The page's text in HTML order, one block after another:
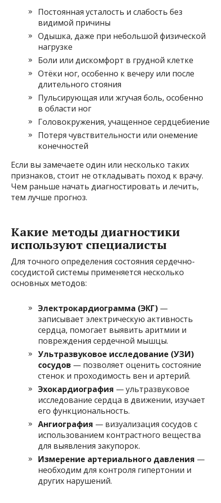
Постоянная усталость и слабость без
видимой причины
Одышка, даже при небольшой физической
нагрузке
Боли или дискомфорт в грудной клетке
Отёки ног, особенно к вечеру или после
длительного стояния
Пульсирующая или жгучая боль, особенно
в области ног
Головокружения, учащенное сердцебиение
Потеря чувствительности или онемение
конечностей
Если вы замечаете один или несколько таких
признаков, стоит не откладывать поход к врачу.
Чем раньше начать диагностировать и лечить,
тем лучше прогноз.
Какие методы диагностики
используют специалисты
Для точного определения состояния сердечно-
сосудистой системы применяется несколько
основных методов:
Электрокардиограмма (ЭКГ) —
записывает электрическую активность
сердца, помогает выявить аритмии и
повреждения сердечной мышцы.
Ультразвуковое исследование (УЗИ)
сосудов — позволяет оценить состояние
стенок и проходимость вен и артерий.
Эхокардиография — ультразвуковое
исследование сердца в движении, изучает
его функциональность.
Ангиография — визуализация сосудов с
использованием контрастного вещества
для выявления закупорок.
Измерение артериального давления —
необходим для контроля гипертонии и
других нарушений.